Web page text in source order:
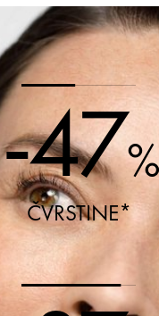
-47%
ČVRSTINE*